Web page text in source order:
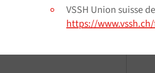
VSSH Union suisse
https://